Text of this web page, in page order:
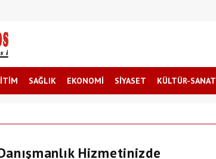
SAĞLIK EKONOMİ SİYASET KÜLTÜR-SANAT
Hizmetinizde